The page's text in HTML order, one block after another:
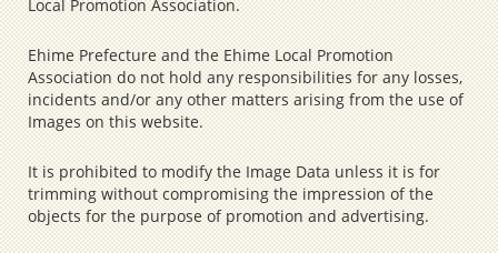
Local Promotion Association.
Ehime Prefecture and the Ehime Local Promotion
Association do not hold any responsibilities for any losses,
incidents and/or any other matters arising from the use of
Images on this website.
It is prohibited to modify the Image Data unless it is for
trimming without compromising the impression of the
objects for the purpose of promotion and advertising.